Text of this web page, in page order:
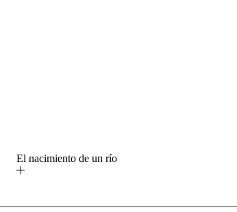
El nacimiento de un río